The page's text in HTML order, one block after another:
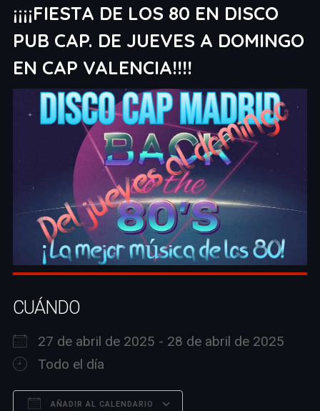
¡¡¡¡FIESTA DE LOS 80 EN DISCO
PUB CAP. DE JUEVES A DOMINGO
EN CAP VALENCIA!!!!
CUÁNDO
27 de abril de 2025 - 28 de abril de 2025
Todo el día
AÑADIR AL CALENDARIO